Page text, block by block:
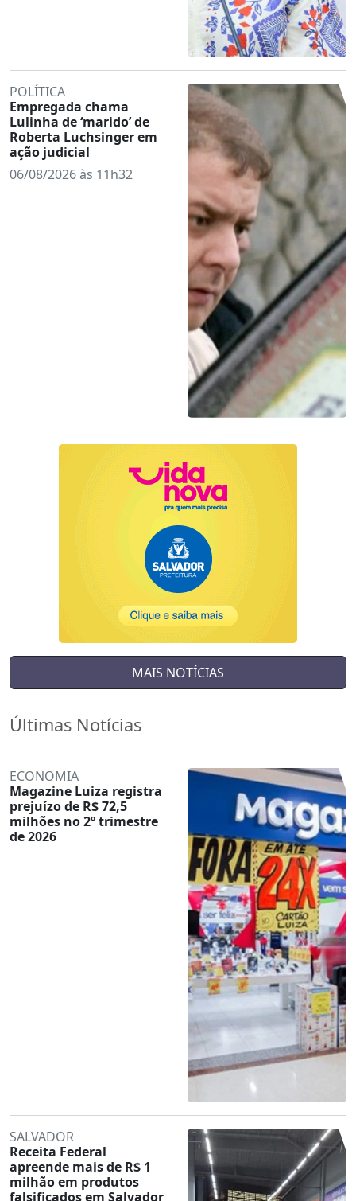
POLÍTICA
Empregada chama
Lulinha de ‘marido’ de
Roberta Luchsinger em
ação judicial
06/08/2026 às 11h32
MAIS NOTÍCIAS
Últimas Notícias
ECONOMIA
Magazine Luiza registra
prejuízo de R$ 72,5
milhões no 2º trimestre
de 2026
SALVADOR
Receita Federal
apreende mais de R$ 1
milhão em produtos
falsificados em Salvador